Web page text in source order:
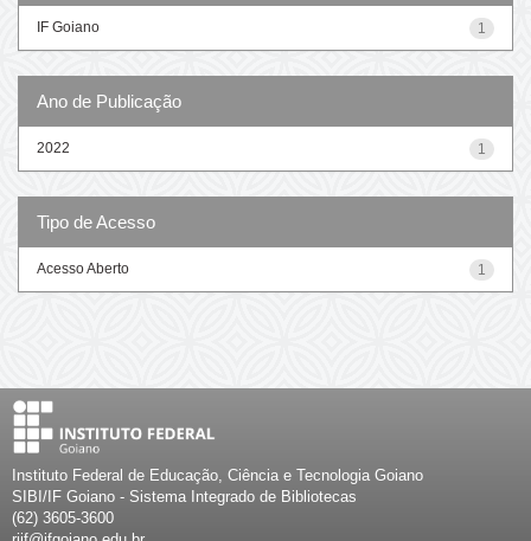
1
IF Goiano
Ano de Publicação
1
2022
Tipo de Acesso
1
Acesso Aberto
Instituto Federal de Educação, Ciência e Tecnologia Goiano
SIBI/IF Goiano - Sistema Integrado de Bibliotecas
(62) 3605-3600